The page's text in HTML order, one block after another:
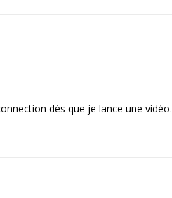
dès que je lance une vidéo.